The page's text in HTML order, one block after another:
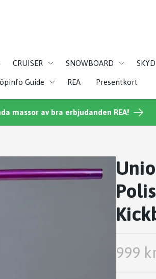
CRUISER SNOWBOARD
Guide REA Presentkort
massor av bra erbjudanden REA!
999